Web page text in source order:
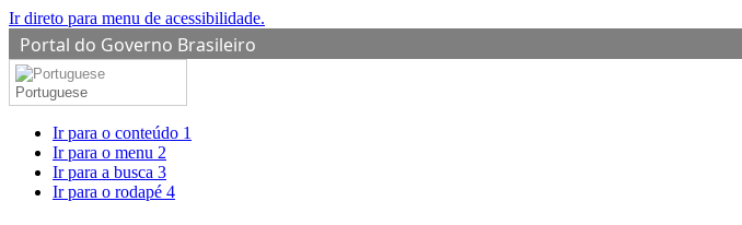
Ir direto para menu de acessibilidade.
Portal do Governo Brasileiro
Portuguese
Ir para o conteúdo 1
Ir para o menu 2
Ir para a busca 3
Ir para o rodapé 4